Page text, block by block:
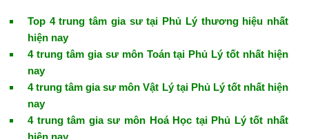
Top 4 trung tâm gia sư tại Phủ Lý thương hiệu nhất
hiện nay
4 trung tâm gia sư môn Toán tại Phủ Lý tốt nhất hiện
nay
4 trung tâm gia sư môn Vật Lý tại Phủ Lý tốt nhất hiện
nay
4 trung tâm gia sư môn Hoá Học tại Phủ Lý tốt nhất
hiện nay